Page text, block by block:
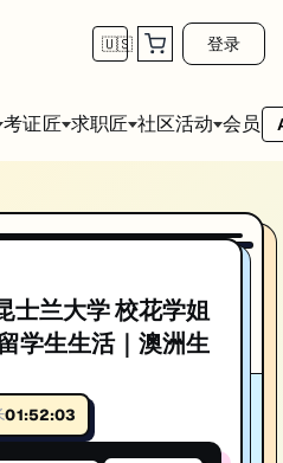
🇺🇸 登录
考证匠 求职匠 社区活动 会员
学 校花学姐 带你全
姐 带你全面了解 UQ留学生生活｜
相关知识点，帮助你系统学习和提
放视频
士兰大学 校花学姐
学生生活｜澳洲生
01:52:03